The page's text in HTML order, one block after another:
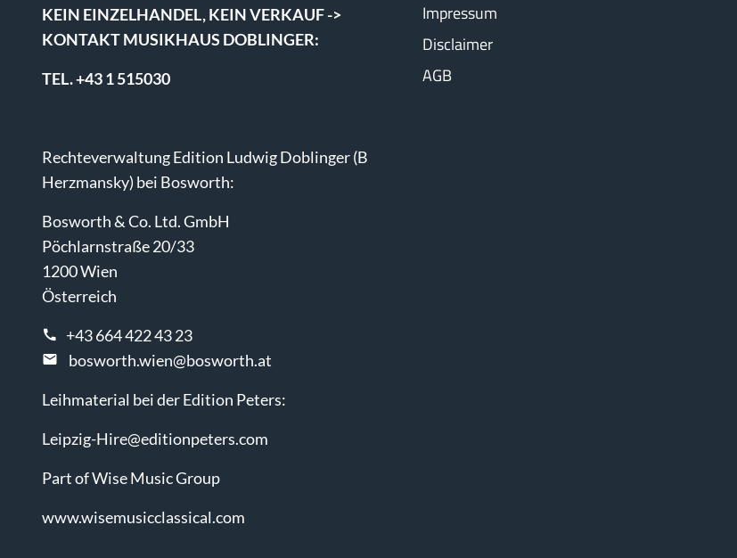
KEIN EINZELHANDEL, KEIN VERKAUF ->
KONTAKT MUSIKHAUS DOBLINGER:
TEL. +43 1 515030
Rechteverwaltung Edition Ludwig Doblinger (B
Herzmansky) bei Bosworth:
Bosworth & Co. Ltd. GmbH
Pöchlarnstraße 20/33
1200 Wien
Österreich
+43 664 422 43 23
bosworth.wien@bosworth.at
Leihmaterial bei der Edition Peters:
Leipzig-Hire@editionpeters.com
Part of Wise Music Group
www.wisemusicclassical.com
Impressum
Disclaimer
AGB